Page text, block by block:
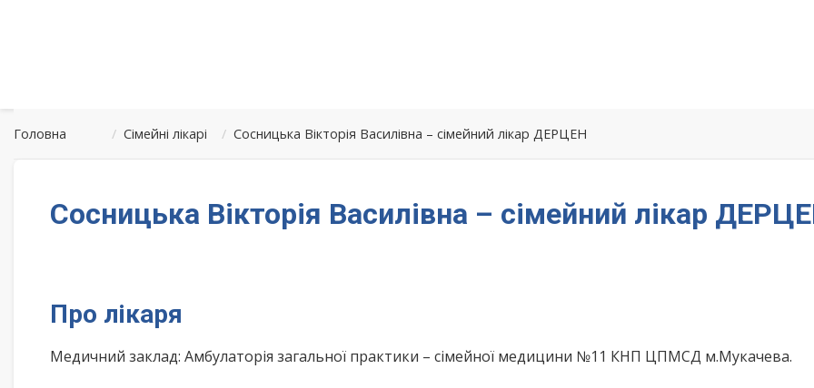
Головна / Сімейні лікарі / Сосницька Вікторія Василівна – сімейний лікар ДЕРЦЕН
Сосницька Вікторія Василівна – сімейний лікар
Про лікаря
Медичний заклад: Амбулаторія загальної практики – сімейної медицини №11 КНП ЦПМСД м.Мукачева.